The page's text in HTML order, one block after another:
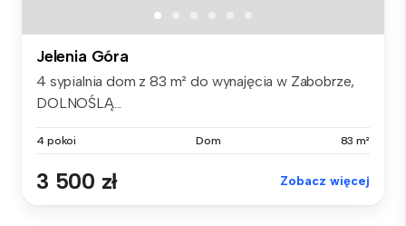
Jelenia Góra
4 sypialnia dom z 83 m² do wynajęcia w Zabobrze,
DOLNOŚLĄ...
4 pokoi Dom 83 m²
3 500 zł Zobacz więcej